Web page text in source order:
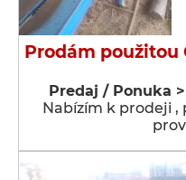
Prodám použitou
Predaj / Ponuka
Nabízím k prodeji ,